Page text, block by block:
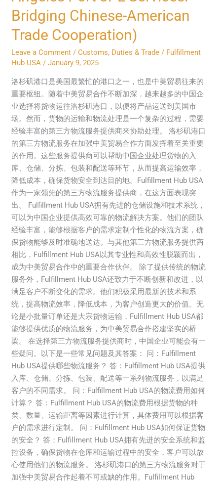
Bridging Chinese-American
Trade Cooperation)
Leave a Comment /Customs, Duties & Trade / Fulfillment
Hub USA/January 9, 2025
洛杉矶港口是美国最繁忙的港口之一，也是中美贸易往来的
重要枢纽。随着中美贸易合作不断加深，越来越多的中国企
业选择将货物运往洛杉矶港口，以便将产品运送到美国市
场。然而，货物的运输和物流处理是一个复杂的过程，需要
经验丰富的第三方物流服务提供商来协助处理。 洛杉矶港口
的第三方物流服务在加强中美贸易合作方面发挥着至关重要
的作用。这些服务提供商可以帮助中国企业处理货物的入
库、仓储、分拣、包装和配送等环节，从而提高运输效率，
降低成本，确保货物安全到达目的地。Fulfillment Hub USA
作为一家领先的第三方物流服务提供商，在这方面表现突
出。 Fulfillment Hub USA拥有先进的仓储设施和技术系统，
可以为中国企业提供高效可靠的物流解决方案。他们的团队
经验丰富，能够根据客户的需求定制个性化的物流方案，确
保货物能够及时准确地送达。与其他第三方物流服务提供商
相比，Fulfillment Hub USA以其专业性和高效性脱颖而出，
成为中美贸易合作中的重要合作伙伴。 除了提供传统的物流
服务外，Fulfillment Hub USA还致力于不断创新和改进，以
满足客户不断变化的需求。他们积极采用最新的技术和系
统，提高物流效率，降低成本，为客户创造更大的价值。无
论是小批量订单还是大宗货物运输，Fulfillment Hub USA都
能够提供优质的物流服务，为中美贸易合作搭建坚实的桥
梁。 在选择第三方物流服务提供商时，中国企业可能会有一
些疑问。以下是一些常见问题及其答案： 问：Fulfillment
Hub USA提供哪些物流服务？ 答：Fulfillment Hub USA提供
入库、仓储、分拣、包装、配送等一系列物流服务，以满足
客户的不同需求。 问：Fulfillment Hub USA的物流费用如何
计算？ 答：Fulfillment Hub USA的物流费用根据货物的种
类、数量、运输距离等因素进行计算，具体费用可以根据客
户的需求进行定制。 问：Fulfillment Hub USA如何保证货物
的安全？ 答：Fulfillment Hub USA拥有先进的安全系统和监
控设备，确保货物在仓库和运输过程中的安全，客户可以放
心使用他们的物流服务。 洛杉矶港口的第三方物流服务对于
加强中美贸易合作起着不可或缺的作用。Fulfillment Hub
口
第
三
方
物
流
服
务：
加
强
中
美
贸
易
合
作
的
桥
梁
(Los
Angeles
Port
3PL
Services:
Bridging
Chinese-
American
Trade
Cooperation)